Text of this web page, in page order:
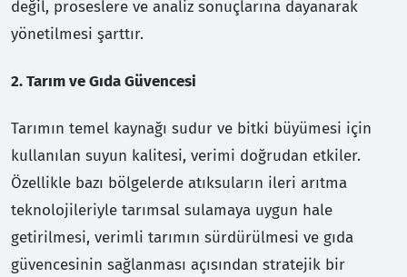
değil, proseslere ve analiz sonuçlarına dayanarak
yönetilmesi şarttır.
2. Tarım ve Gıda Güvencesi
Tarımın temel kaynağı sudur ve bitki büyümesi için
kullanılan suyun kalitesi, verimi doğrudan etkiler.
Özellikle bazı bölgelerde atıksuların ileri arıtma
teknolojileriyle tarımsal sulamaya uygun hale
getirilmesi, verimli tarımın sürdürülmesi ve gıda
güvencesinin sağlanması açısından stratejik bir